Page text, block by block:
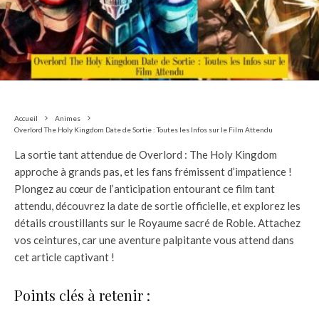
Accueil
Animes
Overlord The Holy Kingdom Date de Sortie : Toutes les Infos sur le Film Attendu
La sortie tant attendue de Overlord : The Holy Kingdom
approche à grands pas, et les fans frémissent d’impatience !
Plongez au cœur de l’anticipation entourant ce film tant
attendu, découvrez la date de sortie officielle, et explorez les
détails croustillants sur le Royaume sacré de Roble. Attachez
vos ceintures, car une aventure palpitante vous attend dans
cet article captivant !
Points clés à retenir :